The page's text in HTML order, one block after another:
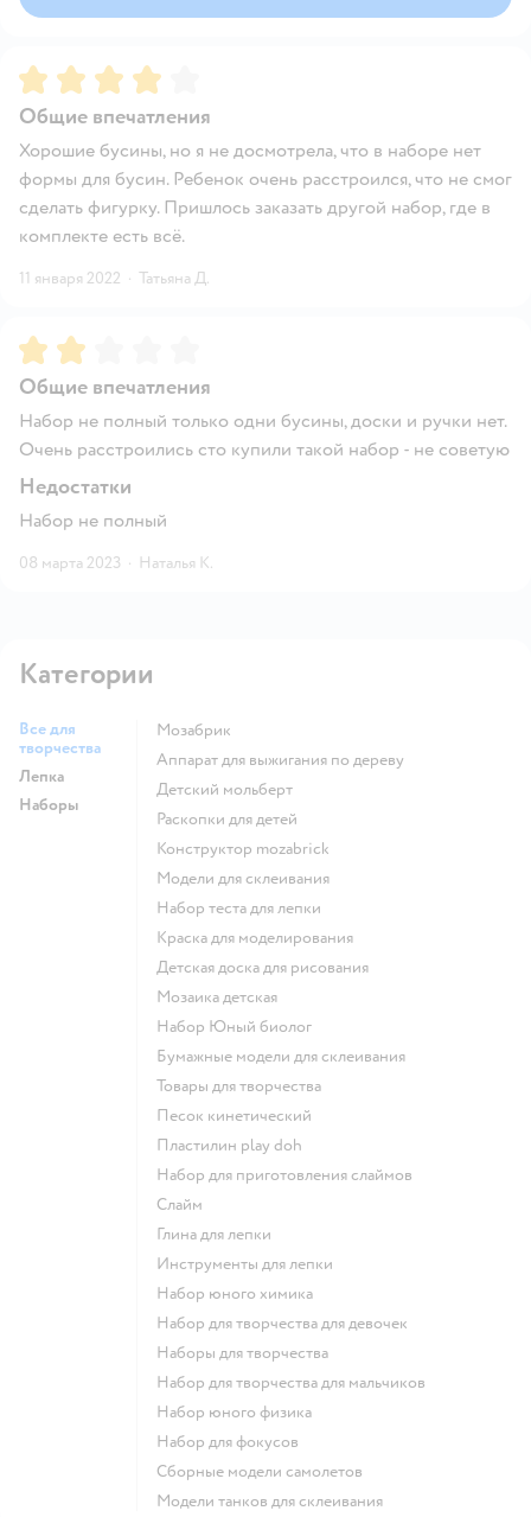
Рейтинг:4
Общие впечатления
Хорошие бусины, но я не досмотрела, что в наборе нет
формы для бусин. Ребенок очень расстроился, что не смог
сделать фигурку. Пришлось заказать другой набор, где в
комплекте есть всё.
11 января 2022 · Татьяна Д.
Рейтинг:
Общие впечатления
Набор не полный только одни бусины, доски и ручки нет.
Очень расстроились сто купили такой набор - не советую
Недостатки
Набор не полный
08 марта 2023 · Наталья К.
Категории
Все для
творчества
Лепка
Наборы
Мозабрик
Аппарат для выжигания по дереву
Детский мольберт
Раскопки для детей
Конструктор mozabrick
Модели для склеивания
Набор теста для лепки
Краска для моделирования
Детская доска для рисования
Мозаика детская
набор Юный биолог
Бумажные модели для склеивания
Товары для творчества
Песок кинетический
Пластилин play doh
Набор для приготовления слаймов
Слайм
Глина для лепки
Инструменты для лепки
Набор юного химика
Набор для творчества для девочек
Наборы для творчества
Набор для творчества для мальчиков
Набор юного физика
Набор для фокусов
Сборные модели самолетов
Модели танков для склеивания